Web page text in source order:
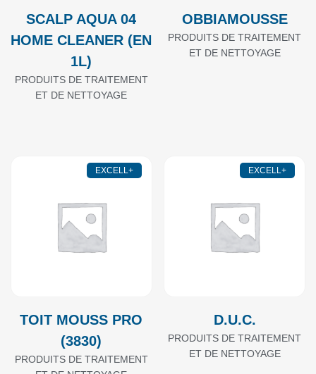
SCALP AQUA 04
HOME CLEANER (EN
1L)
PRODUITS DE TRAITEMENT
ET DE NETTOYAGE
OBBIAMOUSSE
PRODUITS DE TRAITEMENT
ET DE NETTOYAGE
EXCELL+
TOIT MOUSS PRO
(3830)
PRODUITS DE TRAITEMENT
EXCELL+
D.U.C.
PRODUITS DE TRAITEMENT
ET DE NETTOYAGE